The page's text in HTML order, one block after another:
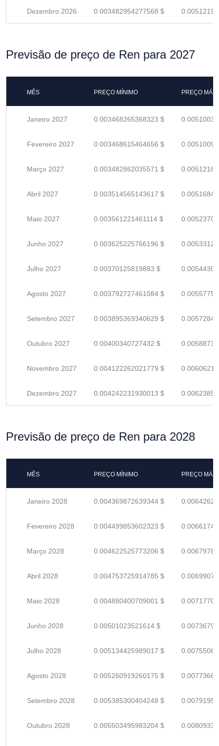
Dezembro 2026 0.003482954277568 $
Previsão de preço de Ren para 2027
MÊS PREÇO MÍNIMO PREÇO
Janeiro 2027 0.003468265368323 $
Fevereiro 2027 0.003468615464656 $
Março 2027 0.003482862035571 $
Abril 2027 0.003514565143617 $
Maio 2027 0.003561221461114 $
Junho 2027 0.003625225766196 $
Julho 2027 0.00370125819883 $
Agosto 2027 0.003792727461084 $
Setembro 2027 0.003895369340629 $
Outubro 2027 0.00400340727432 $
Novembro 2027 0.004122262021779 $
Dezembro 2027 0.004242231930013 $
Previsão de preço de Ren para 2028
MÊS PREÇO MÍNIMO PREÇO
Janeiro 2028 0.004369872639344 $
Fevereiro 2028 0.004499853602323 $
Março 2028 0.004622525773206 $
Abril 2028 0.004753725914785 $
Maio 2028 0.004880400709001 $
Junho 2028 0.00501023521614 $
Julho 2028 0.005134425989017 $
Agosto 2028 0.005260919260175 $
Setembro 2028 0.005385300404248 $
Outubro 2028 0.005503495983204 $